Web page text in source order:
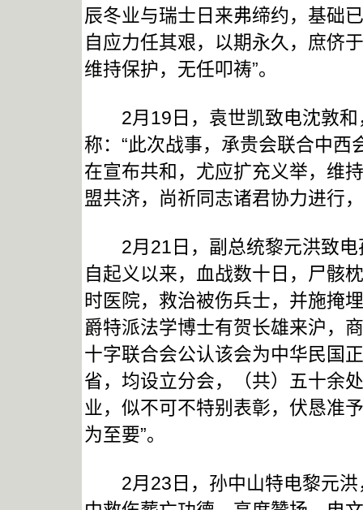
辰冬业与瑞士日来弗缔约，基础
自应力任其艰，以期永久，庶侪
维持保护，无任叩祷”。
2月19日，袁世凯致电沈敦和
称：“此次战事，承贵会联合中
在宣布共和，尤应扩充义举，维
盟共济，尚祈同志诸君协力进行
2月21日，副总统黎元洪致电
自起义以来，血战数十日，尸骸
时医院，救治被伤兵士，并施掩
爵特派法学博士有贺长雄来沪，
十字联合会公认该会为中华民国
省，均设立分会，（共）五十余
业，似不可不特别表彰，伏恳准
为至要”。
2月23日，孙中山特电黎元洪